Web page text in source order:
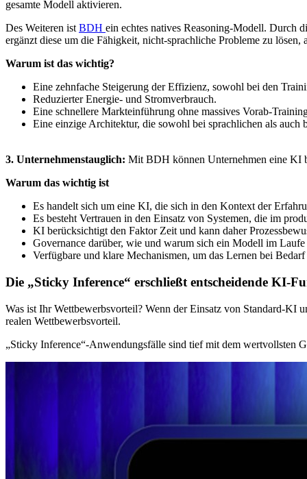
gesamte Modell aktivieren.
Des Weiteren istBDH ein echtes natives Reasoning-Modell. Durch
ergänzt diese um die Fähigkeit, nicht-sprachliche Probleme zu
Warum ist das wichtig?
Eine zehnfache Steigerung der Effizienz, sowohl bei den
Reduzierter Energie- und Stromverbrauch.
Eine schnellere Markteinführung ohne massives Vorab-
Eine einzige Architektur, die sowohl bei sprachlichen als
3. Unternehmenstauglich: Mit BDH können Unternehmen eine KI
Warum das wichtig ist
Es handelt sich um eine KI, die sich in den Kontext der
Es besteht Vertrauen in den Einsatz von Systemen, die im
KI berücksichtigt den Faktor Zeit und kann daher
Governance darüber, wie und warum sich ein Modell im
Verfügbare und klare Mechanismen, um das Lernen bei
Die „Sticky Inference“ erschließt entscheidende KI-
Was ist Ihr Wettbewerbsvorteil? Wenn der Einsatz von Standard-
realen Wettbewerbsvorteil.
„Sticky Inference“-Anwendungsfälle sind tief mit dem wertvollsten